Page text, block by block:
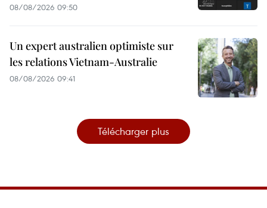
08/08/2026 09:50
Un expert australien optimiste sur
les relations Vietnam-Australie
08/08/2026 09:41
Télécharger plus